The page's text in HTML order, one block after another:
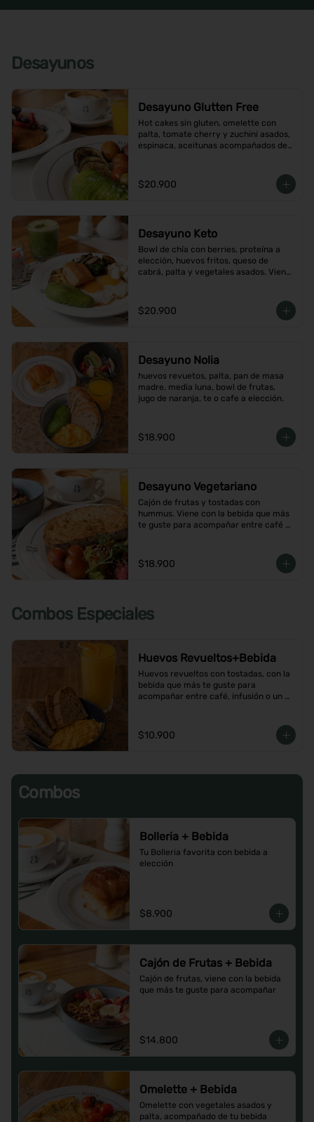
Desayunos
Desayuno Glutten Free
Hot cakes sin gluten, omelette con
palta, tomate cherry y zuchini asados,
espinaca, aceitunas acompañados de
$20.900
Desayuno Keto
Bowl de chía con berries, proteína a
elección, huevos fritos, queso de
cabrá, palta y vegetales asados. Viene
$20.900
Desayuno Nolia
huevos revuetos, palta, pan de masa
madre, media luna, bowl de frutas,
jugo de naranja, te o cafe a elección.
$18.900
Desayuno Vegetariano
Cajón de frutas y tostadas con
hummus. Viene con la bebida que más
te guste para acompañar entre café o
$18.900
Combos Especiales
Huevos Revueltos+Bebida
Huevos revueltos con tostadas, con la
bebida que más te guste para
acompañar entre café, infusión o un
$10.900
Combos
Bolleria + Bebida
Tu Bolleria favorita con bebida a
elección
$8.900
Cajón de Frutas + Bebida
Cajón de frutas, viene con la bebida
que más te guste para acompañar
$14.800
Omelette + Bebida
Omelette con vegetales asados y
palta, acompañado de tu bebida